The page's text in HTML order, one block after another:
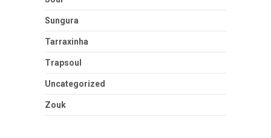
Sungura
Tarraxinha
Trapsoul
Uncategorized
Zouk